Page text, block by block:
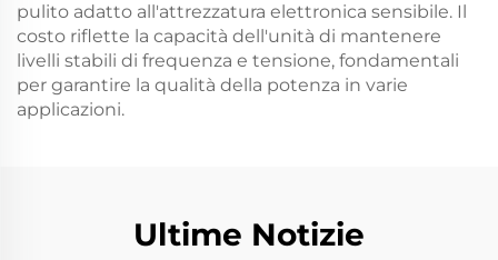
pulito adatto all'attrezzatura elettronica sensibile. Il
costo riflette la capacità dell'unità di mantenere
livelli stabili di frequenza e tensione, fondamentali
per garantire la qualità della potenza in varie
applicazioni.
Ultime Notizie